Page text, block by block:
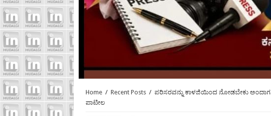
Home / Recent Posts / ಪರಿಸರವನ್ನು ಕಾಳಜಿಯಿಂದ ನೋಡಬೇಕು ಅಂದಾಗ
ಪಾಟೀಲ